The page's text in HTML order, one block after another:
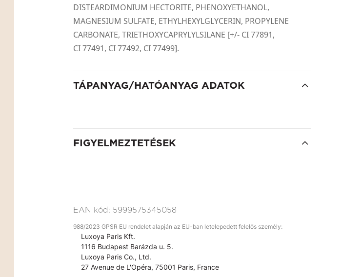
DISTEARDIMONIUM HECTORITE, PHENOXYETHANOL,
MAGNESIUM SULFATE, ETHYLHEXYLGLYCERIN, PROPYLENE
CARBONATE, TRIETHOXYCAPRYLYLSILANE [+/- CI 77891,
CI 77491, CI 77492, CI 77499].
TÁPANYAG/HATÓANYAG ADATOK
FIGYELMEZTETÉSEK
EAN kód: 5999575345058
988/2023 GPSR EU rendelet alapján az EU-ban letelepedett felelős személy:
Luxoya Paris Kft.
1116 Budapest Barázda u. 5.
Luxoya Paris Co., Ltd.
27 Avenue de L'Opéra, 75001 Paris, France